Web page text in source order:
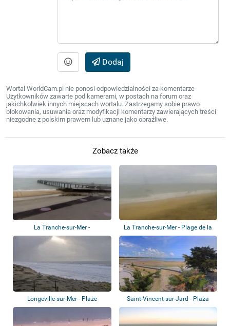
Dodaj
Wortal WorldCam.pl nie ponosi odpowiedzialności za komentarze
Użytkowników zawarte pod kamerami, w postach na forum oraz
jakichkolwiek innych miejscach wortalu. Zastrzegamy sobie prawo
blokowania, usuwania oraz modyfikacji komentarzy zawierających treści
niezgodne z polskim prawem lub uznane jako obraźliwe.
Zobacz także
La Tranche-sur-Mer -
Embarcadère
La Tranche-sur-Mer - Plage de la
Terrièr...
Longeville-sur-Mer - Plaże Saint-Vincent-sur-Jard - Plaża